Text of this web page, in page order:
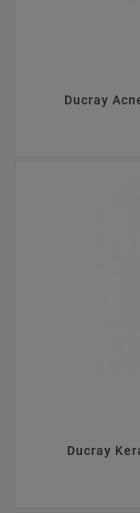
Ducray
Ducray